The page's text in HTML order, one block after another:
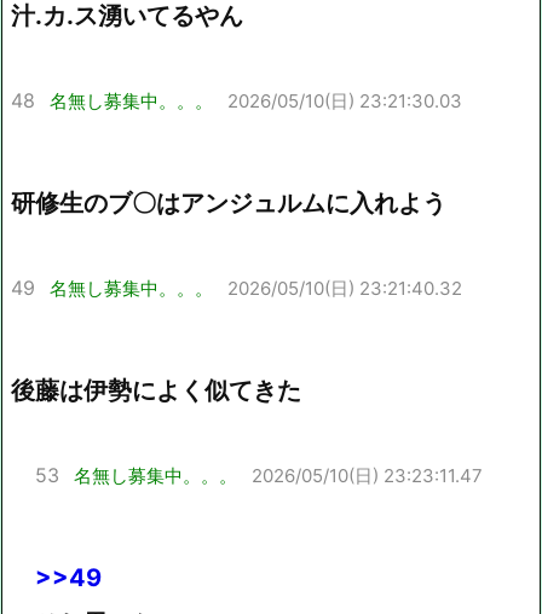
汁.カ.ス湧いてるやん
48 名無し募集中。。。 2026/05/10(日) 23:21:30.03
研修生のブ〇はアンジュルムに入れよう
49 名無し募集中。。。 2026/05/10(日) 23:21:40.32
後藤は伊勢によく似てきた
53 名無し募集中。。。 2026/05/10(日) 23:23:11.47
>>49